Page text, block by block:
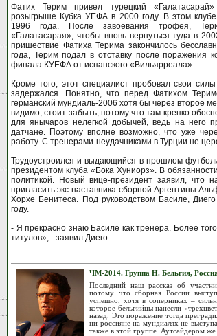
Фатих Терим привел турецкий
розыгрыше Кубка УЕФА в 2000 году. В этом
1996 года. После завоевания трофея,
«Галатасарая», чтобы вновь вернуться туда в
пришествие Фатиха Терима закончилось
года, Терим подал в отставку после поражения
финала КУЕФА от испанского «Вильярреала».
Кроме того, этот специалист пробовал свои
задержался. Понятно, что перед Фатихом
германский мундиаль-2006 хотя бы через второе
видимо, стоит забыть, потому что там крепко
для янычаров нелегкой добычей, ведь на него
датчане. Поэтому вполне возможно, что уже
работу. С тренерами-неудачниками в Турции не
Трудоустроился и выдающийся в прошлом
президентом клуба «Бока Хуниорз». В
политикой. Новый вице-президент заявил, что
пригласить экс-наставника сборной Аргентины
Хорхе Бенитеса. Под руководством Басиле,
году.
- Я прекрасно знаю Басиле как тренера. Более
титулов», - заявил Диего.
ЧМ-2014. Группа Н. Бельгия,
Последний наш рассказ об
потому что сборная России
успешно, хотя в соперниках –
которое бельгийцы нанесли
назад. Это поражение тогда
ни россияне на мундиалях не
также в этой группе. Аутсайдером же